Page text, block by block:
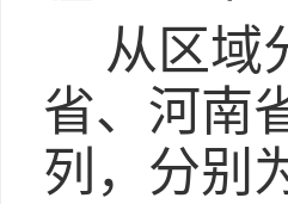
从区域
省、河南
列，分别